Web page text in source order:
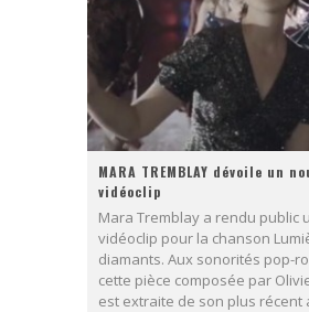
MARA TREMBLAY dévoile un
vidéoclip
Mara Tremblay a rendu public
vidéoclip pour la chanson
diamants. Aux sonorités pop-
cette pièce composée par
est extraite de son plus récent